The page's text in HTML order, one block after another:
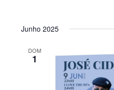
Junho 2025
DOM
1